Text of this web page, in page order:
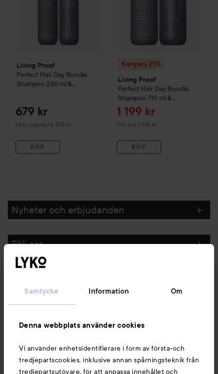
Samtycke Information Om
Denna webbplats använder cookies
Vi använder enhetsidentifierare i form av första-och
tredjepartscookies, inklusive annan spårningsteknik från
tredjepartsutövare, för att anpassa innehållet och
Living Proof
Perfect Hair Day Bundle
Shampoo 236 ml &
679 kr
Utan paketpris: 758 kr
KÖP
Kampanj 25%
Living Proof
Perfect Hair Day Bundle
Shampoo 710 ml &
Conditioner 710 ml
Reapris
1 199 kr
Tid. pris 1 615 kr
Tidigare pris 1 615 kr
KÖP
Nyheter och erbjudanden
Följ oss
Du kanske också gillar